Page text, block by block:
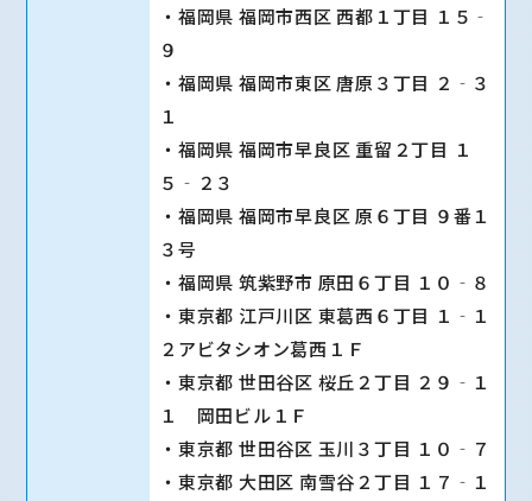
・福岡県 福岡市西区 西都１丁目 １５‐
９
・福岡県 福岡市東区 唐原３丁目 ２‐３
１
・福岡県 福岡市早良区 重留２丁目 １
５‐２３
・福岡県 福岡市早良区 原６丁目 ９番１
３号
・福岡県 筑紫野市 原田６丁目 １０‐８
・東京都 江戸川区 東葛西６丁目 １‐１
２アビタシオン葛西１Ｆ
・東京都 世田谷区 桜丘２丁目 ２９‐１
１ 岡田ビル１Ｆ
・東京都 世田谷区 玉川３丁目 １０‐７
・東京都 大田区 南雪谷２丁目 １７‐１